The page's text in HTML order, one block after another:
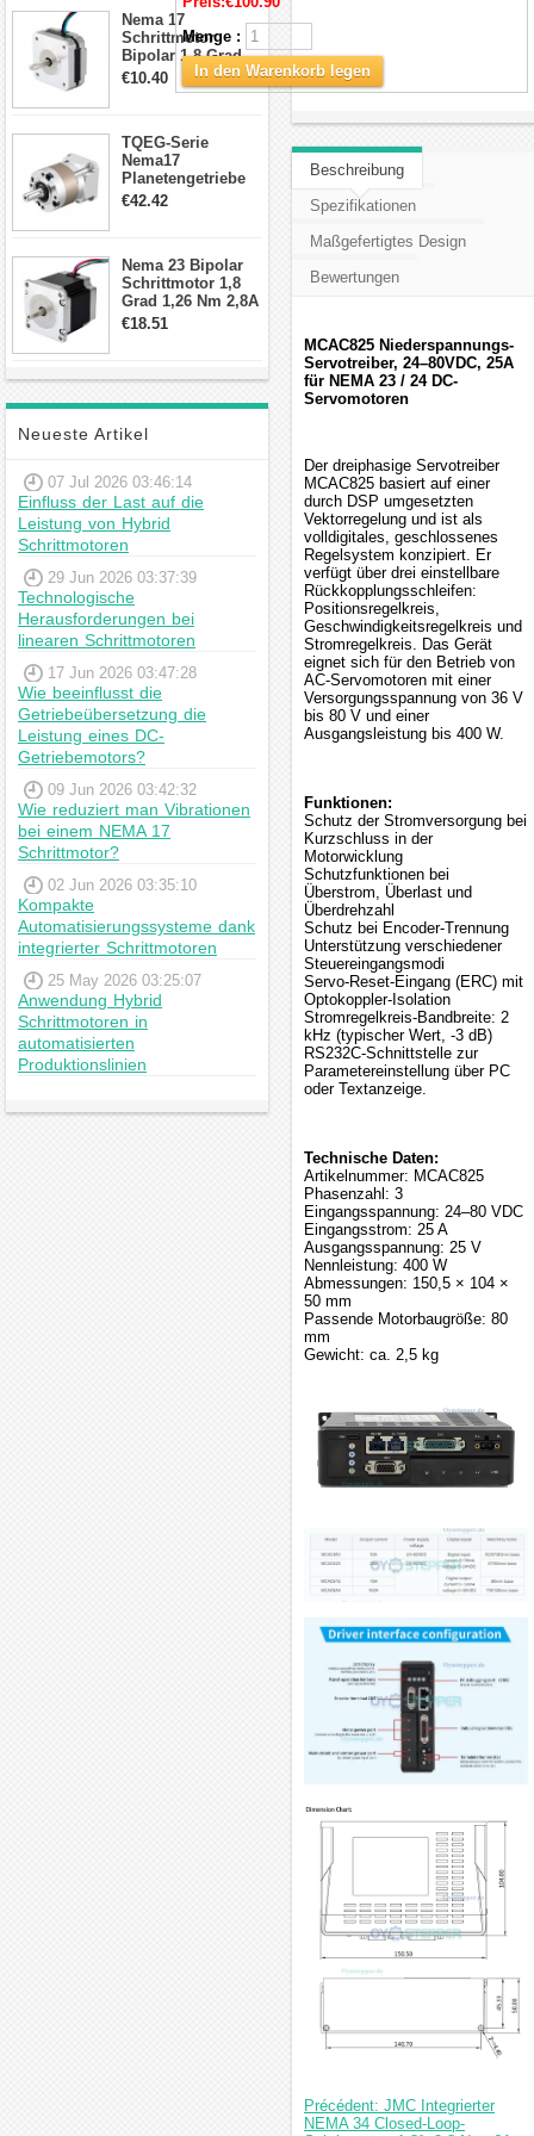
Anschlüssen
Nema 17
Schrittmotor
Bipolar 1.8 Grad
8.7Ncm 1A 3.5V 4
Draden Hybrid-
€10.40
TQEG-Serie
Nema17
Planetengetriebe
10:1 Spiel 15Arc-
€42.42
Nema 23 Bipolar
Schrittmotor 1,8
Grad 1,26 Nm 2,8A
2,5V 4 Drähte
€18.51
Neueste Artikel
07 Jul 2026 03:46:14
Einfluss der Last auf die
Leistung von Hybrid
Schrittmotoren
29 Jun 2026 03:37:39
Technologische
Herausforderungen bei
linearen Schrittmotoren
17 Jun 2026 03:47:28
Wie beeinflusst die
Getriebeübersetzung die
Leistung eines DC-
Getriebemotors?
09 Jun 2026 03:42:32
Wie reduziert man Vibrationen
bei einem NEMA 17
Schrittmotor?
02 Jun 2026 03:35:10
Kompakte
Automatisierungssysteme dank
integrierter Schrittmotoren
25 May 2026 03:25:07
Anwendung Hybrid
Schrittmotoren in
automatisierten
Produktionslinien
Menge :
In den Warenkorb legen
Beschreibung
Spezifikationen
Maßgefertigtes Design
Bewertungen
MCAC825 Niederspannungs-
Servotreiber, 24–80VDC, 25A
für NEMA 23 / 24 DC-
Servomotoren
Der dreiphasige Servotreiber
MCAC825 basiert auf einer
durch DSP umgesetzten
Vektorregelung und ist als
volldigitales, geschlossenes
Regelsystem konzipiert. Er
verfügt über drei einstellbare
Rückkopplungsschleifen:
Positionsregelkreis,
Geschwindigkeitsregelkreis und
Stromregelkreis. Das Gerät
eignet sich für den Betrieb von
AC-Servomotoren mit einer
Versorgungsspannung von 36 V
bis 80 V und einer
Ausgangsleistung bis 400 W.
Funktionen:
Schutz der Stromversorgung bei
Kurzschluss in der
Motorwicklung
Schutzfunktionen bei
Überstrom, Überlast und
Überdrehzahl
Schutz bei Encoder-Trennung
Unterstützung verschiedener
Steuereingangsmodi
Servo-Reset-Eingang (ERC) mit
Optokoppler-Isolation
Stromregelkreis-Bandbreite: 2
kHz (typischer Wert, -3 dB)
RS232C-Schnittstelle zur
Parametereinstellung über PC
oder Textanzeige.
Technische Daten:
Artikelnummer: MCAC825
Phasenzahl: 3
Eingangsspannung: 24–80 VDC
Eingangsstrom: 25 A
Ausgangsspannung: 25 V
Nennleistung: 400 W
Abmessungen: 150,5 × 104 ×
50 mm
Passende Motorbaugröße: 80
mm
Gewicht: ca. 2,5 kg
Précédent: JMC Integrierter
NEMA 34 Closed-Loop-